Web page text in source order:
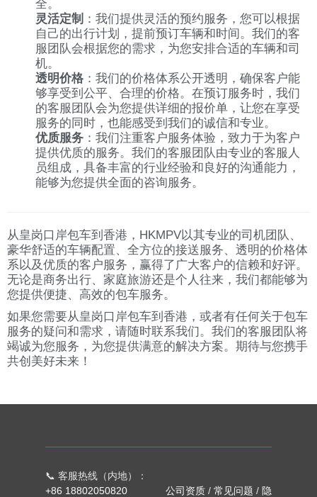
全。
灵活定制 ：我们提供灵活的预约服务，您可以根据
自己的出行计划，提前预订车辆和时间。我们的客
服团队会根据您的需求，为您安排合适的车辆和司
机。
透明价格 ：我们的价格体系公开透明，确保客户能
够享受到公平、合理的价格。在预订服务时，我们
的客服团队会为您提供详细的报价单，让您在享受
服务的同时，也能感受到我们的诚信和专业。
优质服务 ：我们注重客户服务体验，致力于为客户
提供优质的服务。我们的客服团队由专业的客服人
员组成，具备丰富的行业经验和良好的沟通能力，
能够为您提供全面的咨询服务。
从皇岗口岸包车到香港，HKMPV以其专业的司机团队、
豪华舒适的车辆配置、全方位的接送服务、透明的价格体
系以及优质的客户服务，赢得了广大客户的信赖和好评。
无论是商务出行、家庭旅游还是个人往来，我们都能够为
您提供便捷、高效的包车服务。
如果您需要从皇岗口岸包车到香港，或者有任何关于包车
服务的疑问和需求，请随时联系我们。我们的客服团队将
竭诚为您服务，为您提供满意的解决方案。期待与您携手
共创美好未来！
📞 客服热线（内地）：
+86 18802050820
公司资质 / 常见问题 / 隐